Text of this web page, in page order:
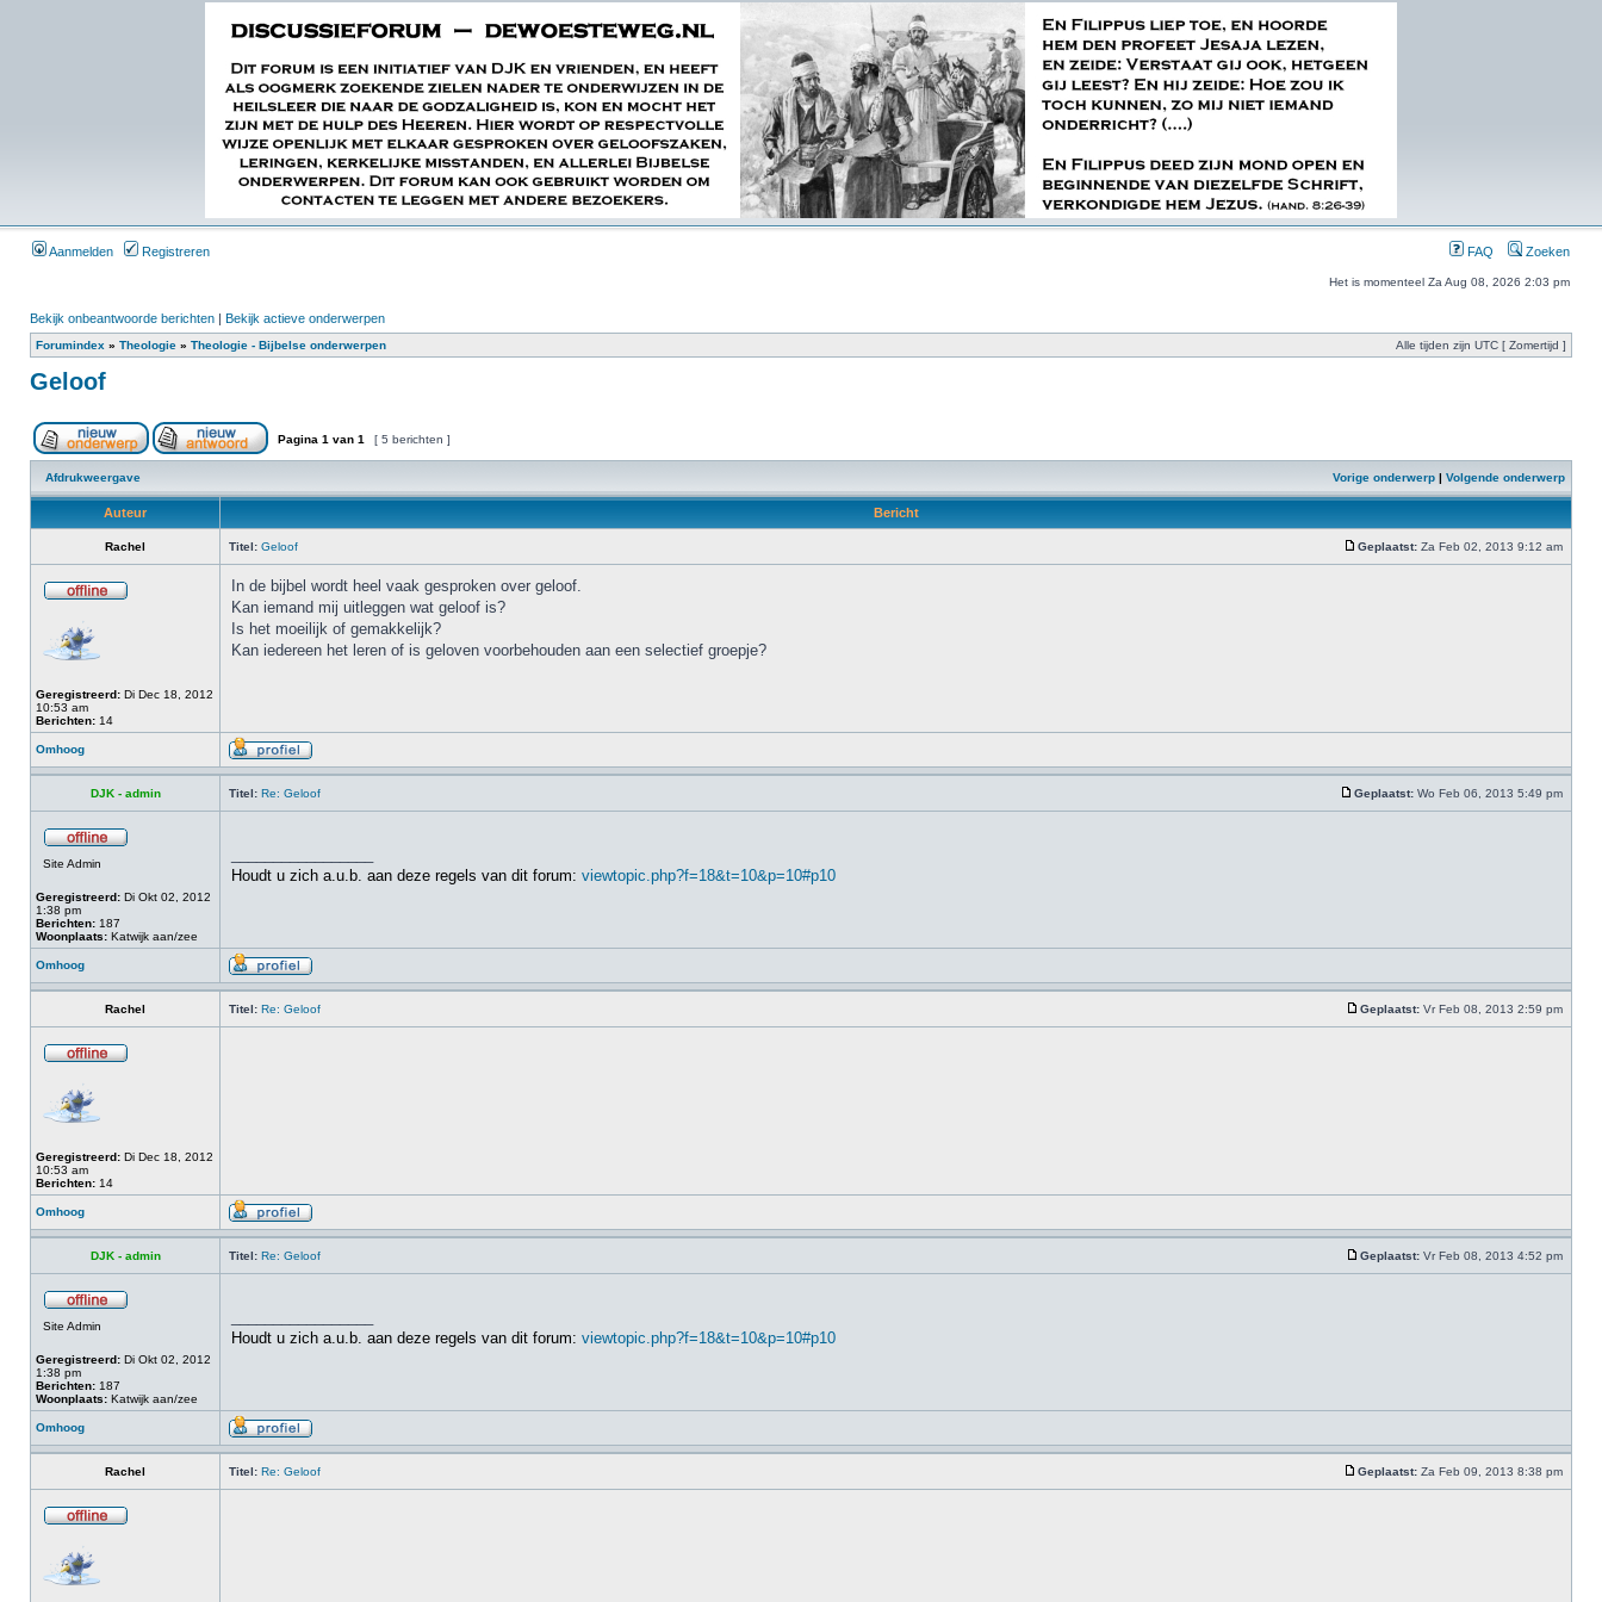
Aanmelden Registreren FAQ Zoeken
Het is momenteel Za Aug 08, 2026 2:03 pm
Bekijk onbeantwoorde berichten | Bekijk actieve onderwerpen
Forumindex » Theologie » Theologie - Bijbelse onderwerpen Alle tijden zijn UTC [ Zomertijd ]
Geloof
Pagina 1 van 1 [ 5 berichten ]
Afdrukweergave Vorige onderwerp | Volgende onderwerp
Auteur Bericht
Rachel Titel: Geloof Geplaatst: Za Feb 02, 2013 9:12 am
Geregistreerd: Di Dec 18, 2012
10:53 am
Berichten: 14
In de bijbel wordt heel vaak gesproken over geloof.
Kan iemand mij uitleggen wat geloof is?
Is het moeilijk of gemakkelijk?
Kan iedereen het leren of is geloven voorbehouden aan een selectief groepje?
Omhoog
DJK - admin Titel: Re: Geloof Geplaatst: Wo Feb 06, 2013 5:49 pm
Site Admin
Geregistreerd: Di Okt 02, 2012
1:38 pm
Berichten: 187
Woonplaats: Katwijk aan/zee
Houdt u zich a.u.b. aan deze regels van dit forum: viewtopic.php?f=18&t=10&p=10#p10
Omhoog
Rachel Titel: Re: Geloof Geplaatst: Vr Feb 08, 2013 2:59 pm
Geregistreerd: Di Dec 18, 2012
10:53 am
Berichten: 14
Omhoog
DJK - admin Titel: Re: Geloof Geplaatst: Vr Feb 08, 2013 4:52 pm
Site Admin
Geregistreerd: Di Okt 02, 2012
1:38 pm
Berichten: 187
Woonplaats: Katwijk aan/zee
Houdt u zich a.u.b. aan deze regels van dit forum: viewtopic.php?f=18&t=10&p=10#p10
Omhoog
Rachel Titel: Re: Geloof Geplaatst: Za Feb 09, 2013 8:38 pm